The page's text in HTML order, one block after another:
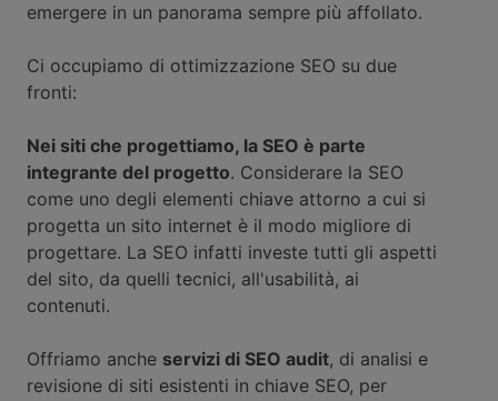
emergere in un panorama sempre più affollato.
Ci occupiamo di ottimizzazione SEO su due
fronti:
Nei siti che progettiamo, la SEO è parte
integrante del progetto. Considerare la SEO
come uno degli elementi chiave attorno a cui si
progetta un sito internet è il modo migliore di
progettare. La SEO infatti investe tutti gli aspetti
del sito, da quelli tecnici, all'usabilità, ai
contenuti.
Offriamo anche servizi di SEO audit, di analisi e
revisione di siti esistenti in chiave SEO, per